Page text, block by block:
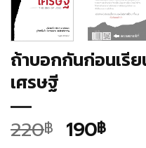
ถ้าบอกกันก่อนเรี
เศรษฐี
220฿ 190฿